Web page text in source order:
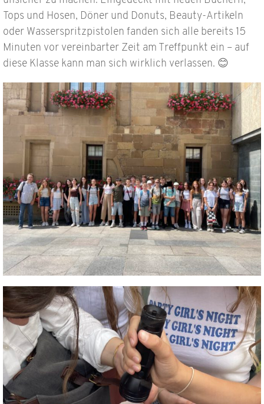
Tops und Hosen, Döner und Donuts, Beauty-Artikeln
oder Wasserspritzpistolen fanden sich alle bereits 15
Minuten vor vereinbarter Zeit am Treffpunkt ein – auf
diese Klasse kann man sich wirklich verlassen. 😊